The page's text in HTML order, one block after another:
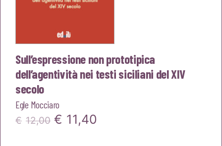
Sull’espressione non prototipica
dell’agentività nei testi siciliani del XIV
secolo
Egle Mocciaro
€ 12,00 Il
€ 11,40